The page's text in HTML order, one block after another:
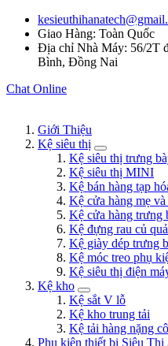
Giao Hàng: Toàn Quốc
Địa chỉ Nhà Máy: 56/2T
Bình, Đồng Nai
Chat Online
Giới Thiệu
Kệ siêu thị
Kệ siêu thị trưng
Kệ siêu thị MINI
Kệ bán hàng tạp
Kệ cửa hàng mẹ và
Kệ cửa hàng trưng
Kệ đựng rau củ
Kệ giày dép trưng
Kệ móc treo phụ
Kệ siêu thị điện
Kệ kho
Kệ sắt V lỗ
Kệ kho trung tải
Kệ tải hàng nặng
Phụ kiện thiết bị Siêu Thị